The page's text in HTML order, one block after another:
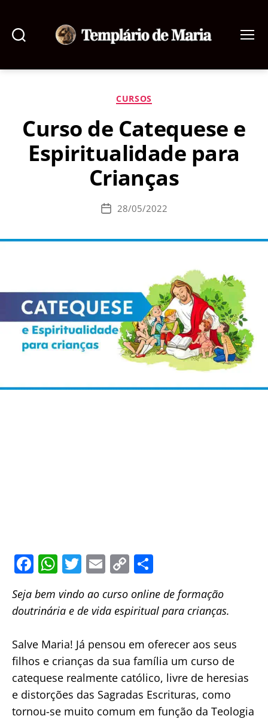
de
Categorias
CURSOS
Curso de Catequese e
Espiritualidade para
Crianças
Data28/05/2022
F
a
c
e
b
o
o
k
W
h
at
s
A
p
p
T
itt
er
E
ai
l
C
p
y
Li
n
k
ar
e
Seja bem vindo ao curso online de formação
doutrinária e de vida espiritual para crianças.
Salve Maria! Já pensou em oferecer aos seus
filhos e crianças da sua família um curso de
catequese realmente católico, livre de heresias
e distorções das Sagradas Escrituras, como
tornou-se muito comum em função da Teologia